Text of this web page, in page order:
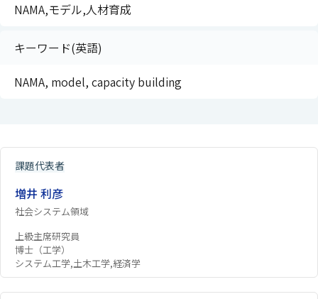
NAMA,モデル,人材育成
キーワード(英語)
NAMA, model, capacity building
課題代表者
増井 利彦
社会システム領域
上級主席研究員
博士（工学）
システム工学,土木工学,経済学